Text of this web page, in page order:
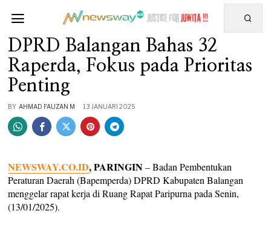
DPRD Balangan Bahas 32
Raperda, Fokus pada Prioritas
Penting
BY AHMAD FAUZAN M 13 JANUARI 2025
NEWSWAY.CO.ID, PARINGIN– Badan Pembentukan
Peraturan Daerah (Bapemperda) DPRD Kabupaten Balangan
menggelar rapat kerja di Ruang Rapat Paripurna pada Senin,
(13/01/2025).